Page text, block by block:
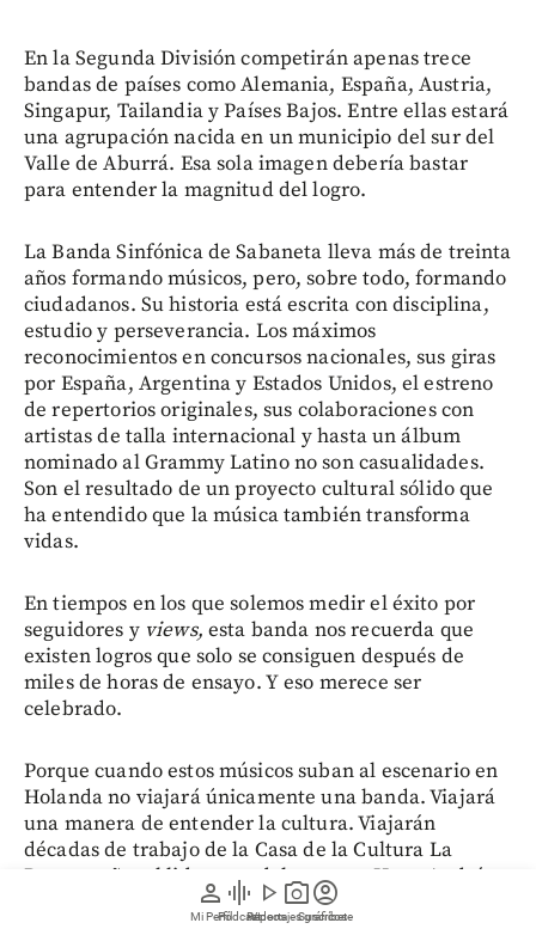
person
Mi Perfil
graphic_eq
Pódcast
play_arrow
Videos
photo_camera
Reportajes gráficos
account_circle
Suscríbete
En la Segunda División competirán apenas trece
bandas de países como Alemania, España, Austria,
Singapur, Tailandia y Países Bajos. Entre ellas estará
una agrupación nacida en un municipio del sur del
Valle de Aburrá. Esa sola imagen debería bastar
para entender la magnitud del logro.
La Banda Sinfónica de Sabaneta lleva más de treinta
años formando músicos, pero, sobre todo, formando
ciudadanos. Su historia está escrita con disciplina,
estudio y perseverancia. Los máximos
reconocimientos en concursos nacionales, sus giras
por España, Argentina y Estados Unidos, el estreno
de repertorios originales, sus colaboraciones con
artistas de talla internacional y hasta un álbum
nominado al Grammy Latino no son casualidades.
Son el resultado de un proyecto cultural sólido que
ha entendido que la música también transforma
vidas.
En tiempos en los que solemos medir el éxito por
seguidores y views, esta banda nos recuerda que
existen logros que solo se consiguen después de
miles de horas de ensayo. Y eso merece ser
celebrado.
Porque cuando estos músicos suban al escenario en
Holanda no viajará únicamente una banda. Viajará
una manera de entender la cultura. Viajarán
décadas de trabajo de la Casa de la Cultura La
Barquereña, el liderazgo del maestro Hugo Andrés
Riaño Ángel y el compromiso de familias enteras